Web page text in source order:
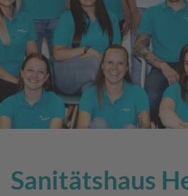
Sanitätshaus